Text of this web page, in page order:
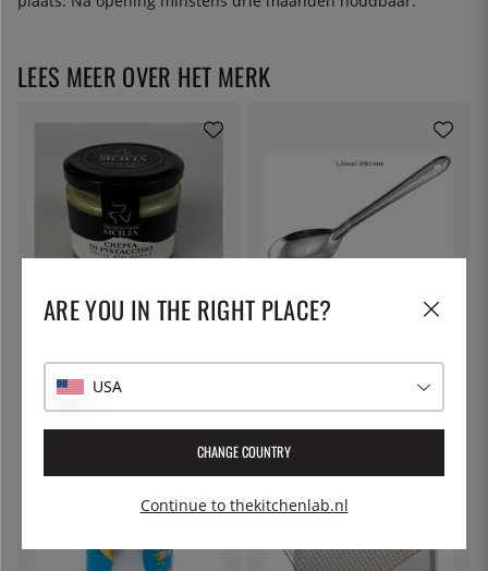
ROMANO
€ 18
ÖSTLIN
13
LEES MEER OVER HET MERK
ARE YOU IN THE RIGHT PLACE?
USA
CHANGE COUNTRY
Continue to thekitchenlab.nl